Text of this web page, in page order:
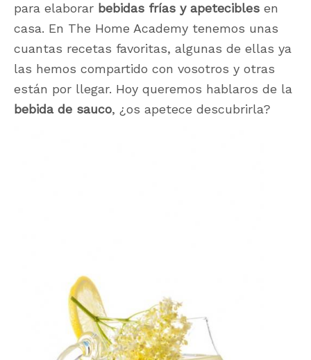
para elaborar bebidas frías y apetecibles en
casa. En The Home Academy tenemos unas
cuantas recetas favoritas, algunas de ellas ya
las hemos compartido con vosotros y otras
están por llegar. Hoy queremos hablaros de la
bebida de sauco, ¿os apetece descubrirla?